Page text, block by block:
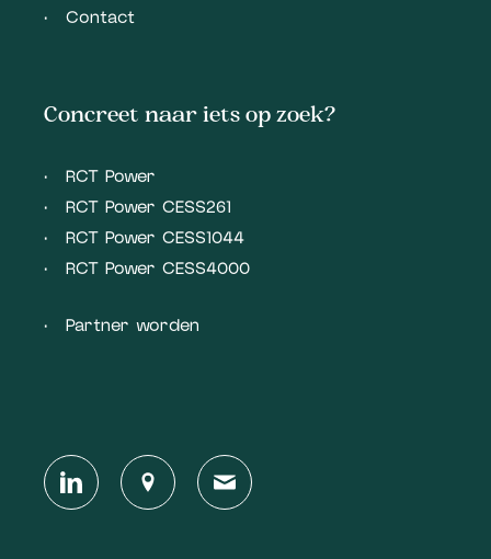
Contact
Concreet naar iets op zoek?
RCT Power
RCT Power CESS261
RCT Power CESS1044
RCT Power CESS4000
Partner worden